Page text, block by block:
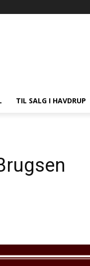
TIL SALG I HAVDRUP